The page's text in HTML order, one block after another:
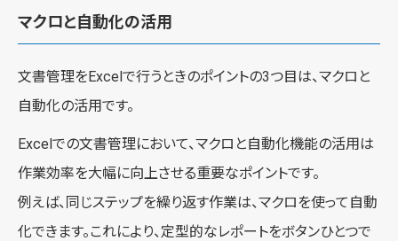
マクロと自動化の活用
文書管理をExcelで行うときのポイントの3つ目は、マクロと
自動化の活用です。
Excelでの文書管理において、マクロと自動化機能の活用は
作業効率を大幅に向上させる重要なポイントです。
例えば、同じステップを繰り返す作業は、マクロを使って自動
化できます。これにより、定型的なレポートをボタンひとつで